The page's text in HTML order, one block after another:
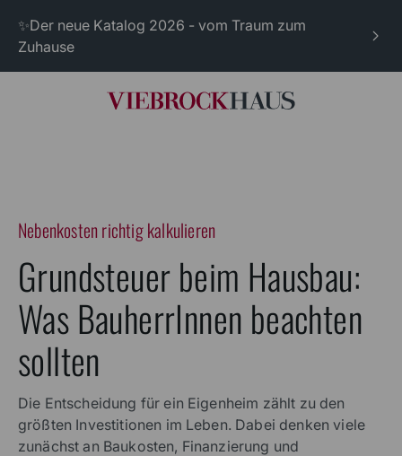
✨Der neue Katalog 2026 - vom Traum zum
Zuhause
Nebenkosten richtig kalkulieren
Grundsteuer beim Hausbau:
Was BauherrInnen beachten
sollten
Die Entscheidung für ein Eigenheim zählt zu den
größten Investitionen im Leben. Dabei denken viele
zunächst an Baukosten, Finanzierung und